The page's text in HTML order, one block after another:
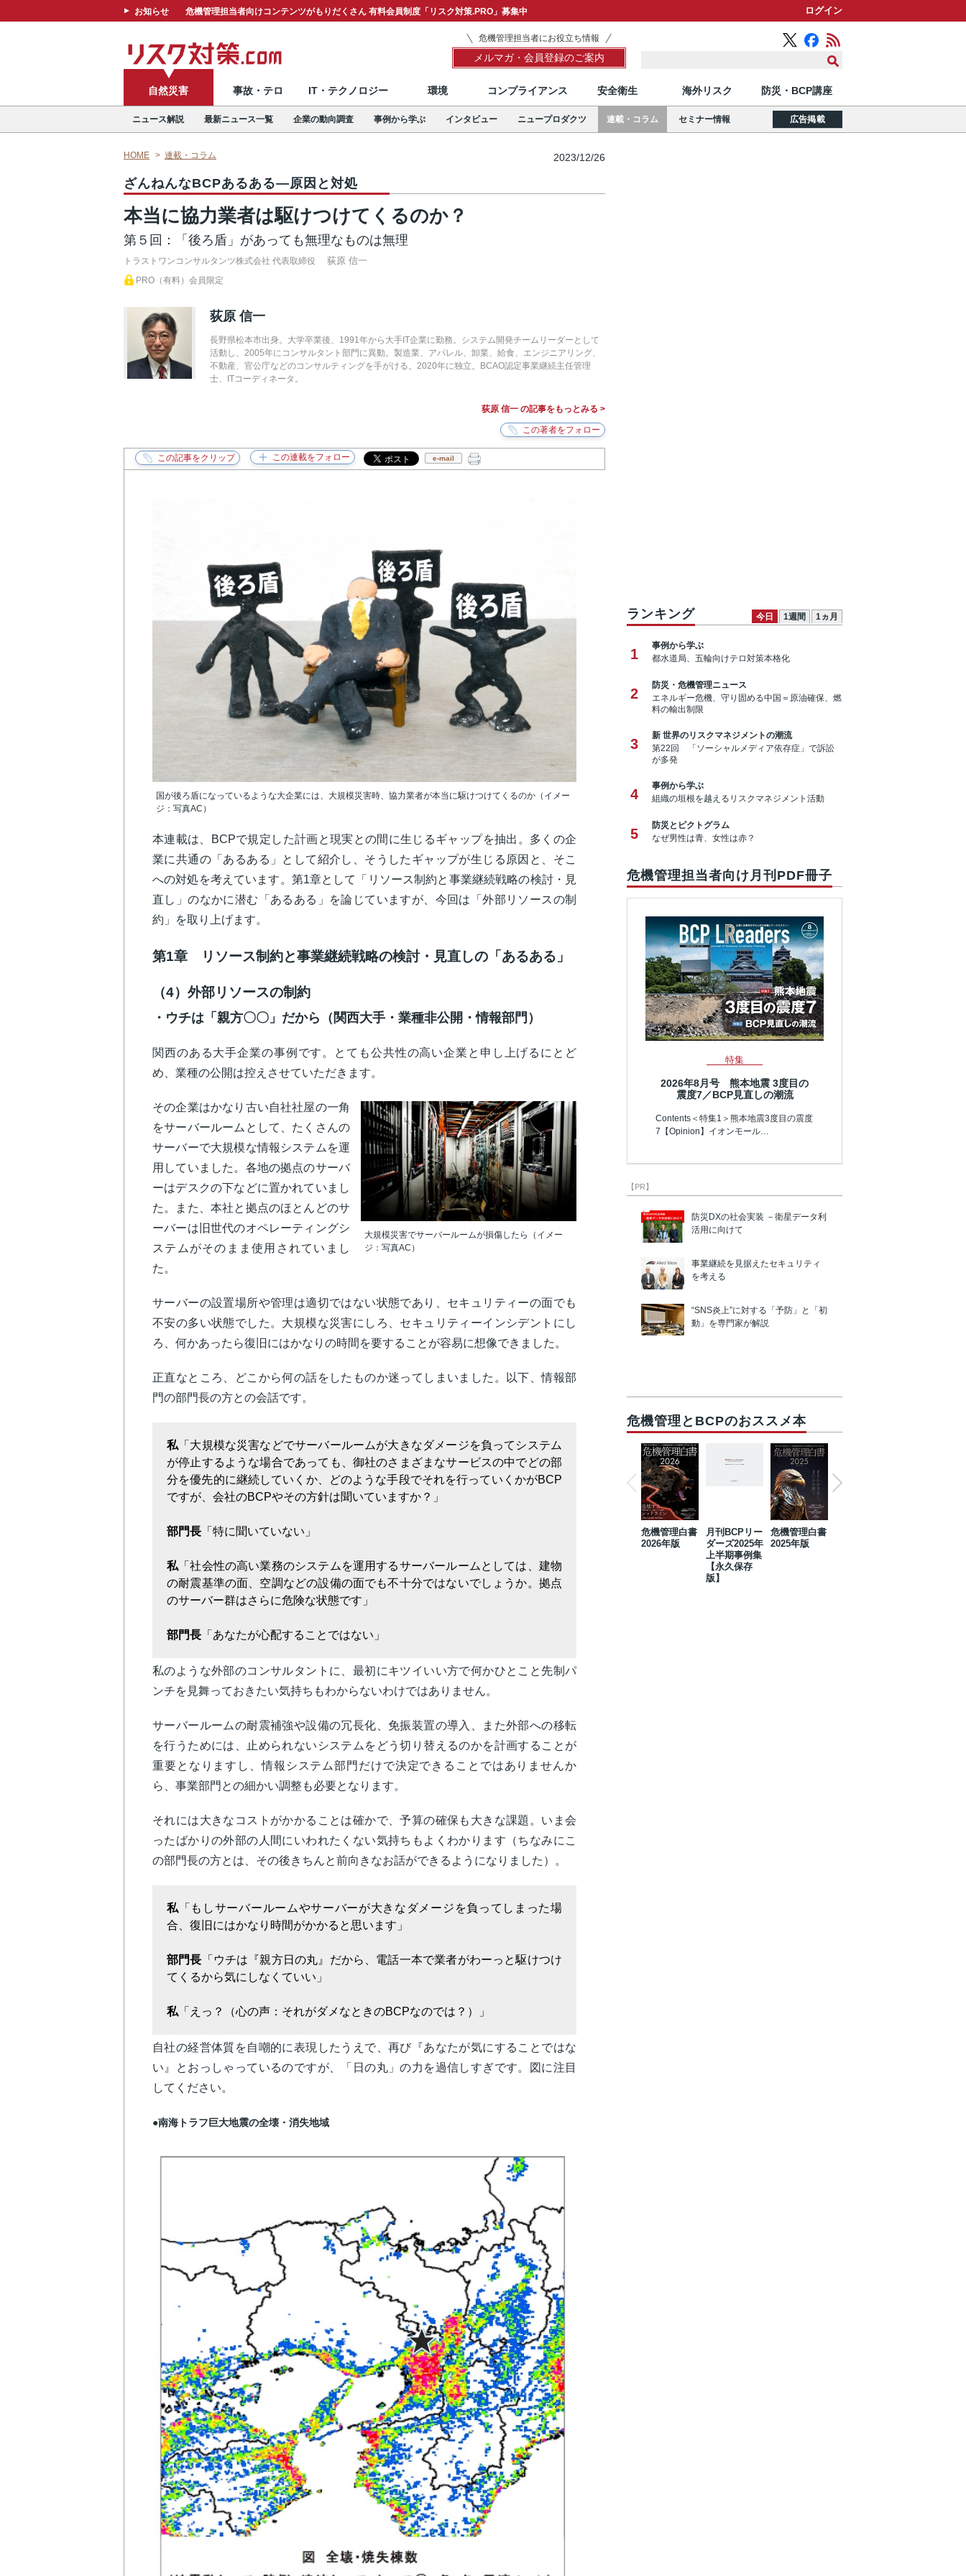
お知らせ 危機管理担当者向けコンテンツがもりだくさん 有料会員制度「リスク対策.PRO」募集中 ログイン
危機管理担当者にお役立ち情報
メルマガ・会員登録のご案内
自然災害 事故・テロ IT・テクノロジー 環境 コンプライアンス 安全衛生 海外リスク 防災・BCP講座
ニュース解説 最新ニュース一覧 企業の動向調査 事例から学ぶ インタビュー ニュープロダクツ 連載・コラム セミナー情報 広告掲載
HOME 連載・コラム 2023/12/26
ざんねんなBCPあるある―原因と対処
本当に協力業者は駆けつけてくるのか？
第５回：「後ろ盾」があっても無理なものは無理
トラストワンコンサルタンツ株式会社 代表取締役 荻原 信一
PRO（有料）会員限定
荻原 信一
長野県松本市出身。大学卒業後、1991年から大手IT企業に勤務。システム開発チームリーダーとして
活動し、2005年にコンサルタント部門に異動。製造業、アパレル、卸業、給食、エンジニアリング、
不動産、官公庁などのコンサルティングを手がける。2020年に独立。BCAO認定事業継続主任管理
士、ITコーディネータ。
荻原 信一 の記事をもっとみる >
e-mail
国が後ろ盾になっているような大企業には、大規模災害時、協力業者が本当に駆けつけてくるのか（イメー
ジ：写真AC）
本連載は、BCPで規定した計画と現実との間に生じるギャップを抽出。多くの企
業に共通の「あるある」として紹介し、そうしたギャップが生じる原因と、そこ
への対処を考えています。第1章として「リソース制約と事業継続戦略の検討・見
直し」のなかに潜む「あるある」を論じていますが、今回は「外部リソースの制
約」を取り上げます。
第1章 リソース制約と事業継続戦略の検討・見直しの「あるある」
（4）外部リソースの制約
・ウチは「親方〇〇」だから（関西大手・業種非公開・情報部門）
関西のある大手企業の事例です。とても公共性の高い企業と申し上げるにとど
め、業種の公開は控えさせていただきます。
大規模災害でサーバールームが損傷したら（イメー
ジ：写真AC）
その企業はかなり古い自社社屋の一角
をサーバールームとして、たくさんの
サーバーで大規模な情報システムを運
用していました。各地の拠点のサーバ
ーはデスクの下などに置かれていまし
た。また、本社と拠点のほとんどのサ
ーバーは旧世代のオペレーティングシ
ステムがそのまま使用されていまし
た。
サーバーの設置場所や管理は適切ではない状態であり、セキュリティーの面でも
不安の多い状態でした。大規模な災害にしろ、セキュリティーインシデントにし
ろ、何かあったら復旧にはかなりの時間を要することが容易に想像できました。
正直なところ、どこから何の話をしたものか迷ってしまいました。以下、情報部
門の部門長の方との会話です。
私 「大規模な災害などでサーバールームが大きなダメージを負ってシステム
が停止するような場合であっても、御社のさまざまなサービスの中でどの部
分を優先的に継続していくか、どのような手段でそれを行っていくかがBCP
ですが、会社のBCPやその方針は聞いていますか？」
部門長 「特に聞いていない」
私 「社会性の高い業務のシステムを運用するサーバールームとしては、建物
の耐震基準の面、空調などの設備の面でも不十分ではないでしょうか。拠点
のサーバー群はさらに危険な状態です」
部門長 「あなたが心配することではない」
私のような外部のコンサルタントに、最初にキツイいい方で何かひとこと先制パ
ンチを見舞っておきたい気持ちもわからないわけではありません。
サーバールームの耐震補強や設備の冗長化、免振装置の導入、また外部への移転
を行うためには、止められないシステムをどう切り替えるのかを計画することが
重要となりますし、情報システム部門だけで決定できることではありませんか
ら、事業部門との細かい調整も必要となります。
それには大きなコストがかかることは確かで、予算の確保も大きな課題。いま会
ったばかりの外部の人間にいわれたくない気持ちもよくわかります（ちなみにこ
の部門長の方とは、その後きちんと前向きなお話ができるようになりました）。
私 「もしサーバールームやサーバーが大きなダメージを負ってしまった場
合、復旧にはかなり時間がかかると思います」
部門長 「ウチは『親方日の丸』だから、電話一本で業者がわーっと駆けつけ
てくるから気にしなくていい」
私 「えっ？（心の声：それがダメなときのBCPなのでは？）」
自社の経営体質を自嘲的に表現したうえで、再び『あなたが気にすることではな
い』とおっしゃっているのですが、「日の丸」の力を過信しすぎです。図に注目
してください。
●南海トラフ巨大地震の全壊・消失地域
ランキング 今日 1週間 1ヵ月
1
事例から学ぶ
都水道局、五輪向けテロ対策本格化
2
防災・危機管理ニュース
エネルギー危機、守り固める中国＝原油確保、燃
料の輸出制限
3
新 世界のリスクマネジメントの潮流
第22回 「ソーシャルメディア依存症」で訴訟
が多発
4
事例から学ぶ
組織の垣根を越えるリスクマネジメント活動
5
防災とピクトグラム
なぜ男性は青、女性は赤？
危機管理担当者向け月刊PDF冊子
特集
2026年8月号 熊本地震 3度目の
震度7／BCP見直しの潮流
Contents＜特集1＞熊本地震3度目の震度
7【Opinion】イオンモール…
【PR】
防災DXの社会実装 －衛星データ利
活用に向けて
事業継続を見据えたセキュリティ
を考える
“SNS炎上”に対する「予防」と「初
動」を専門家が解説
危機管理とBCPのおススメ本
危機管理白書
2026年版
月刊BCPリー
ダーズ2025年
上半期事例集
【永久保存
版】
危機管理白書
2025年版